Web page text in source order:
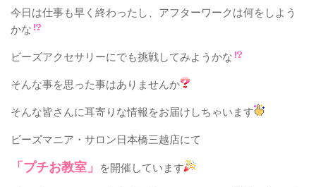
今日は仕事も早く終わったし、アフターワークは何をしよう
かな
ビーズアクセサリーにでも挑戦してみようかな
そんな事を思った事はありませんか
そんな皆さんに耳寄りな情報をお届けしちゃいます
ビーズマニア・サロン日本橋三越店にて
「プチお教室」 を開催しています